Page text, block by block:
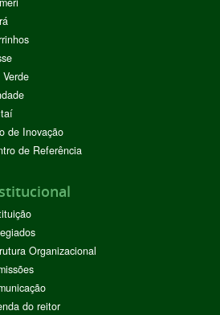
de Inovação
de Referência
Organizacional
do reitor